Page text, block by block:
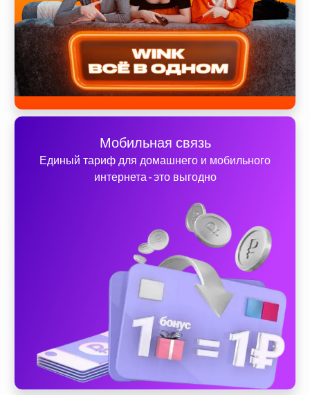
Мобильная связь
Единый тариф для домашнего и мобильного
интернета - это выгодно